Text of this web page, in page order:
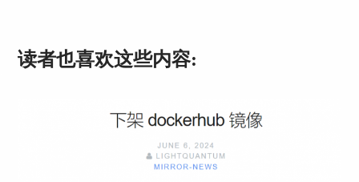
自动迁移整个项目，包括代码、提交历史、分支、
支持GitHub、Bitbucket、GitLab等多种平台。
读者也喜欢这些内容: